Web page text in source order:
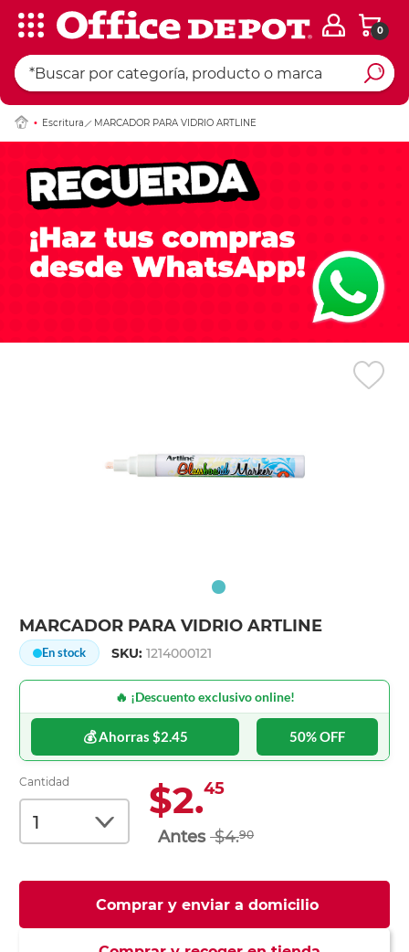
0
Escritura MARCADOR PARA VIDRIO ARTLINE
MARCADOR PARA VIDRIO ARTLINE
En stock SKU:1214000121
🔥 ¡Descuento exclusivo online!
💰 Ahorras $2.45 50% OFF
Cantidad $2.45
$4.90
Comprar y enviar a domicilio
Ingresar Codigo